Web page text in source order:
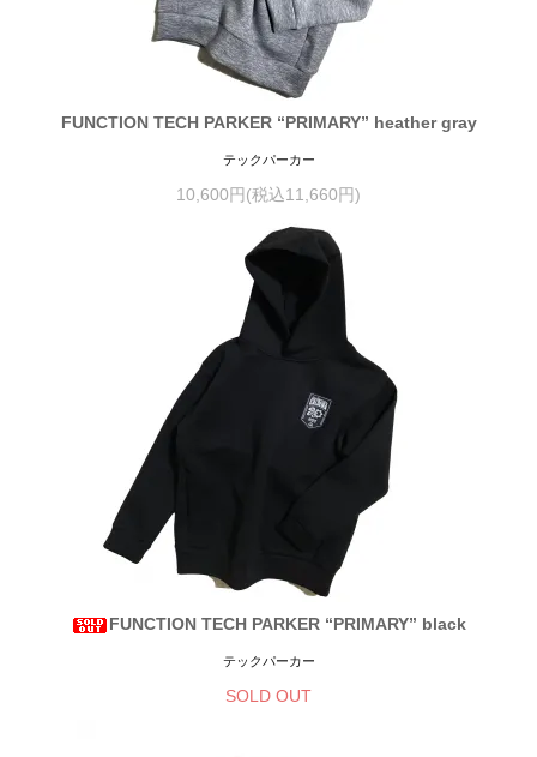
FUNCTION TECH PARKER “PRIMARY” heather gray
テックパーカー
10,600円(税込11,660円)
FUNCTION TECH PARKER “PRIMARY” black
テックパーカー
SOLD OUT